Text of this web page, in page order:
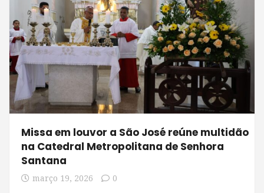
Missa em louvor a São José reúne multidão
na Catedral Metropolitana de Senhora
Santana
março 19, 2026 0